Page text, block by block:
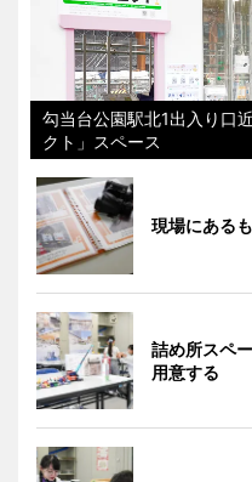
勾当台公園駅北1出入り口
クト」スペース
現場にある
詰め所スペ
用意する